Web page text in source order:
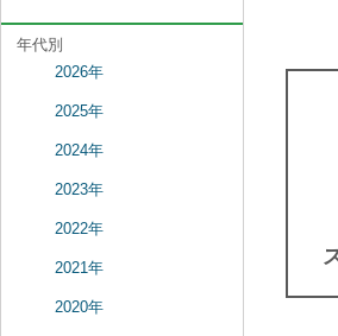
年代別
2026年
2025年
2024年
2023年
2022年
2021年
2020年